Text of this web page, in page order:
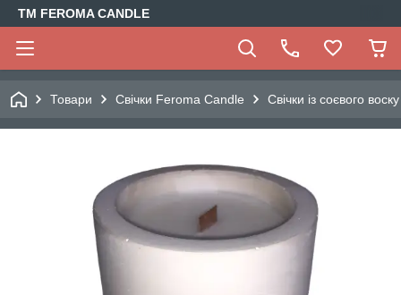
TM FEROMA CANDLE
Товари Свічки Feroma Candle Свічки із соєвого воску